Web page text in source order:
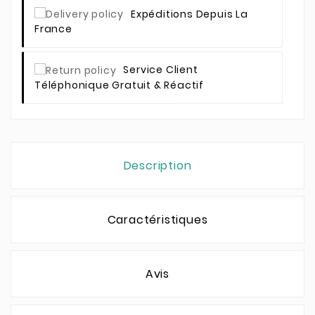
Expéditions Depuis La
France
Service Client
Téléphonique Gratuit & Réactif
Description
Caractéristiques
Avis